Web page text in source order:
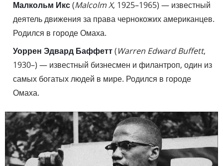
Малкольм Икс(Malcolm X, 1925–1965) — известный
деятель движения за права чернокожих американцев.
Родился в городе Омаха.
Уоррен Эдвард Баффетт(Warren Edward Buffett,
1930–) — известный бизнесмен и филантроп, один из
самых богатых людей в мире. Родился в городе
Омаха.